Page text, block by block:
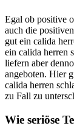
Egal ob positive
auch die
gut ein calida
ein calida herren
liefern aber
angeboten. Hier
calida herren
zu Fall zu
Wie seriöse